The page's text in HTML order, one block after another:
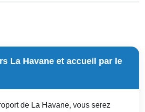
La Havane et accueil par le
de La Havane, vous serez